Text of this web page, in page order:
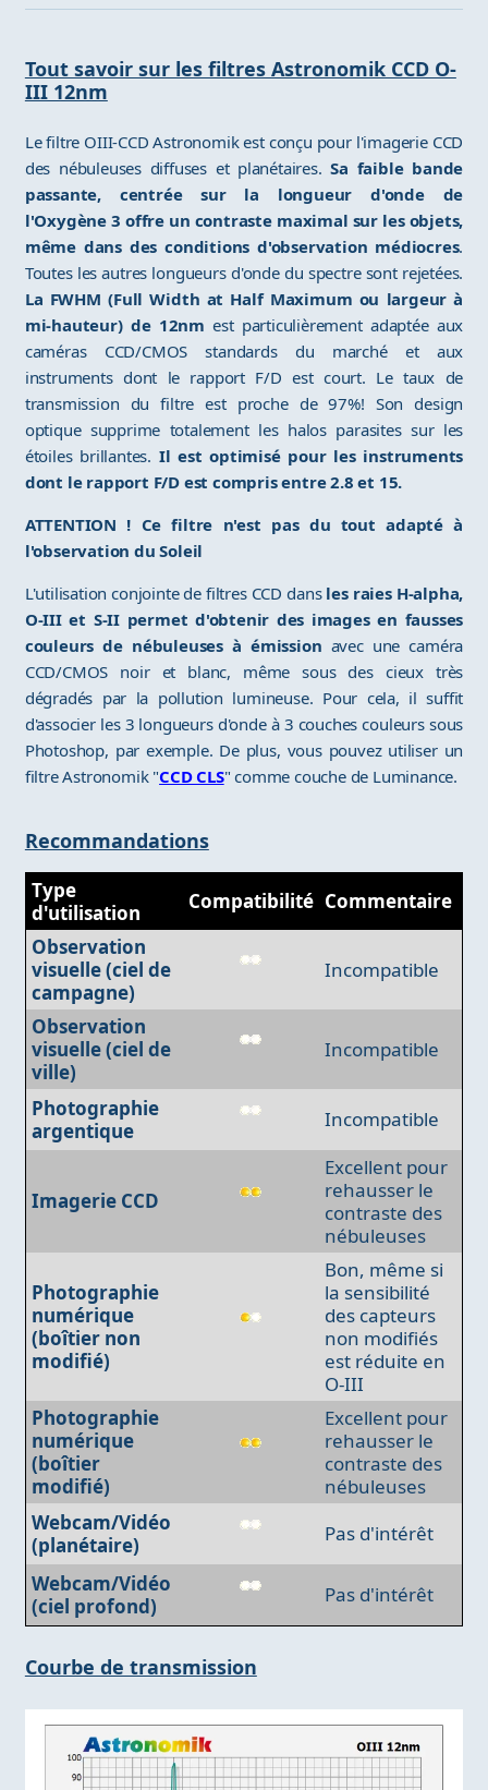
Tout savoir sur les filtres Astronomik CCD O-
III 12nm
Le filtre OIII-CCD Astronomik est conçu pour l'imagerie CCD
des nébuleuses diffuses et planétaires.Sa faible bande
passante, centrée sur la longueur d'onde de
l'Oxygène 3 offre un contraste maximal sur les objets,
même dans des conditions d'observation médiocres.
Toutes les autres longueurs d'onde du spectre sont rejetées.
La FWHM (Full Width at Half Maximum ou largeur à
mi-hauteur) de 12nm est particulièrement adaptée aux
caméras CCD/CMOS standards du marché et aux
instruments dont le rapport F/D est court. Le taux de
transmission du filtre est proche de 97%! Son design
optique supprime totalement les halos parasites sur les
étoiles brillantes. Il est optimisé pour les instruments
dont le rapport F/D est compris entre 2.8 et 15.
ATTENTION ! Ce filtre n'est pas du tout adapté à
l'observation du Soleil
L'utilisation conjointe de filtres CCD dans les raies H-alpha,
O-III et S-II permet d'obtenir des images en fausses
couleurs de nébuleuses à émission avec une caméra
CCD/CMOS noir et blanc, même sous des cieux très
dégradés par la pollution lumineuse. Pour cela, il suffit
d'associer les 3 longueurs d'onde à 3 couches couleurs sous
Photoshop, par exemple. De plus, vous pouvez utiliser un
filtre Astronomik "CCD CLS" comme couche de Luminance.
Recommandations
Type
d'utilisation
Compatibilité Commentaire
Observation
visuelle (ciel de
campagne)
Incompatible
Observation
visuelle (ciel de
ville)
Incompatible
Photographie
argentique
Incompatible
Imagerie CCD
Excellent pour
rehausser le
contraste des
nébuleuses
Photographie
numérique
(boîtier non
modifié)
Bon, même si
la sensibilité
des capteurs
non modifiés
est réduite en
O-III
Photographie
numérique
(boîtier
modifié)
Excellent pour
rehausser le
contraste des
nébuleuses
Webcam/Vidéo
(planétaire)
Pas d'intérêt
Webcam/Vidéo
(ciel profond)
Pas d'intérêt
Courbe de transmission